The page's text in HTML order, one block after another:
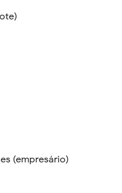
(empresário)